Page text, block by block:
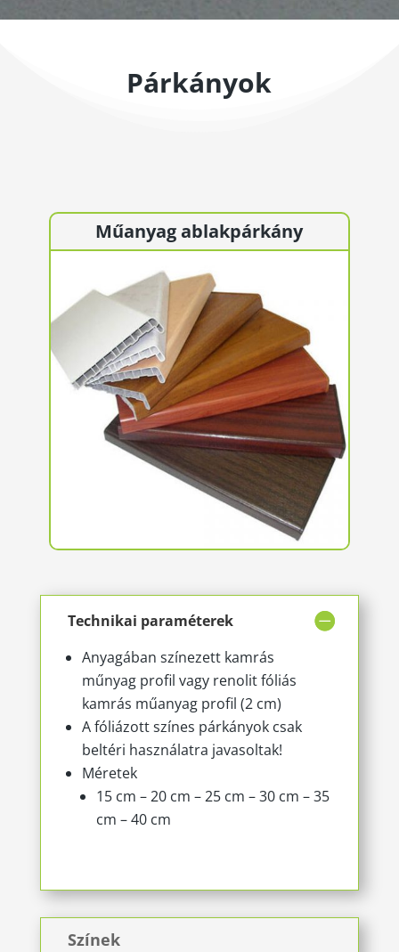
Párkányok
Műanyag ablakpárkány
Technikai paraméterek
Anyagában színezett kamrás
műnyag profil vagy renolit fóliás
kamrás műanyag profil (2 cm)
A fóliázott színes párkányok csak
beltéri használatra javasoltak!
Méretek
15 cm – 20 cm – 25 cm – 30 cm – 35
cm – 40 cm
Színek